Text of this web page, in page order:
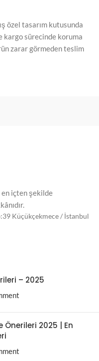
özel tasarım kutusunda
kargo sürecinde koruma
zarar görmeden teslim
en içten şekilde
Küçükçekmece / İstanbul
– 2025
Önerileri 2025 | En